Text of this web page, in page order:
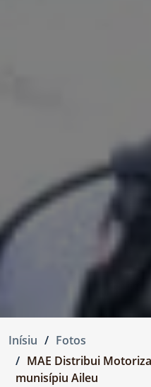
Inísiu
Fotos
MAE Distribui
munisípiu Aileu